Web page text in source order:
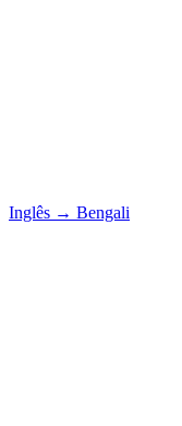
Inglês → Bengali